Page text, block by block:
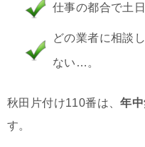
仕事の都合で土
どの業者に相談
ない…。
秋田片付け110番は、年
す。